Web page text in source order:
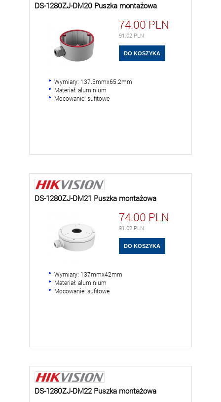
DS-1280ZJ-DM20 Puszka montażowa
74.00 PLN
91.02 PLN
Wymiary: 137.5mmx65.2mm
Materiał: aluminium
Mocowanie: sufitowe
DS-1280ZJ-DM21 Puszka montażowa
74.00 PLN
91.02 PLN
Wymiary: 137mmx42mm
Materiał: aluminium
Mocowanie: sufitowe
DS-1280ZJ-DM22 Puszka montażowa